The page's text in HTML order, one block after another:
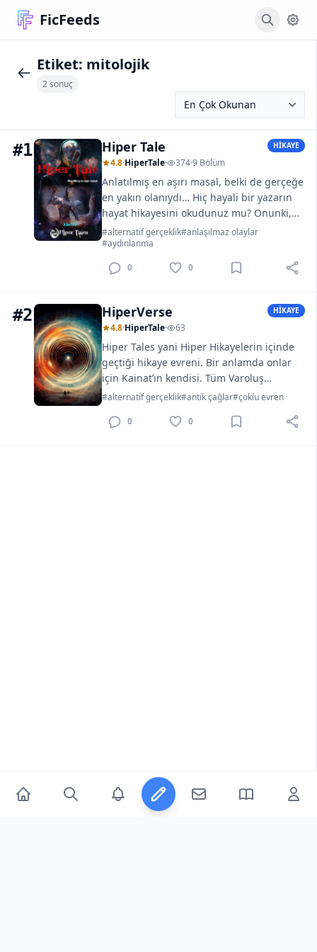
FicFeeds
Etiket: mitolojik
2 sonuç
#1 Hiper Tale HİKAYE
4.8·HiperTale· 374·9 Bölüm
Anlatılmış en aşırı masal, belki de gerçeğe
en yakın olanıydı… Hiç hayali bir yazarın
hayat hikayesini okudunuz mu? Onunki,
diğerlerinden çok farklı bir hayattı…...
#alternatif gerçeklik#anlaşılmaz olaylar
#aydınlanma
0
0
#2 HiperVerse HİKAYE
4.8·HiperTale· 63
Hiper Tales yani Hiper Hikayelerin içinde
geçtiği hikaye evreni. Bir anlamda onlar
için Kainat’ın kendisi. Tüm Varoluş
düzlemlerini kapsayan, baş döndürücü bir
muhtemelen yüzlerce hikayeye ve birkaç
#alternatif gerçeklik#antik çağlar#çoklu evren
0
0